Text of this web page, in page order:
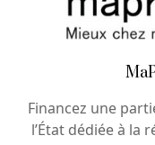
Financez une
l’État dédiée à la